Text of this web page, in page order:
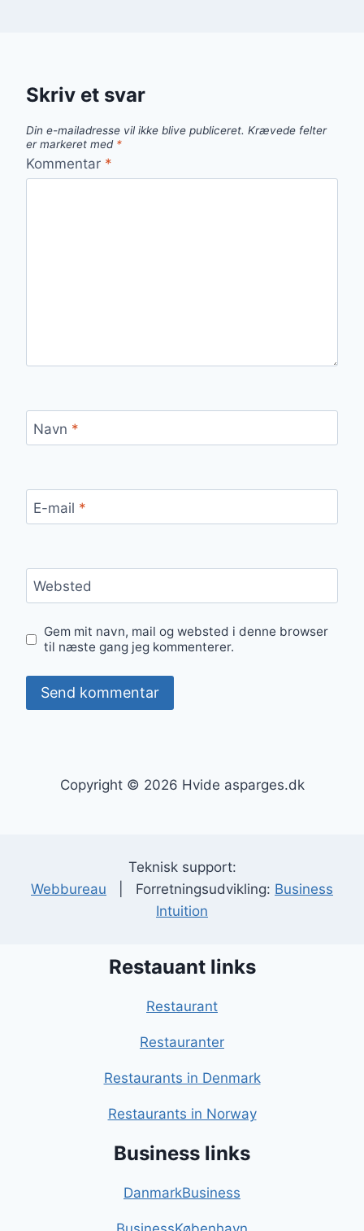
Skriv et svar
Din e-mailadresse vil ikke blive publiceret. Krævede felter
er markeret med *
Kommentar *
Navn *
E-mail *
Websted
Gem mit navn, mail og websted i denne browser
til næste gang jeg kommenterer.
Copyright © 2026 Hvide asparges.dk
Teknisk support:
Webbureau | Forretningsudvikling: Business
Intuition
Restauant links
Restaurant
Restauranter
Restaurants in Denmark
Restaurants in Norway
Business links
DanmarkBusiness